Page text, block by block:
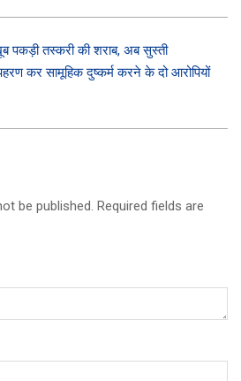
पकड़ी तस्करी की शराब, अब सुस्ती
कर सामूहिक दुष्कर्म करने के दो आरोपियों
be published. Required fields are